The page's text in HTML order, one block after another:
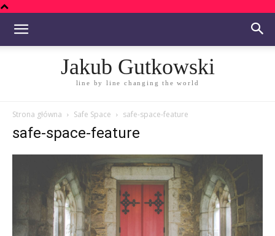
Jakub Gutkowski
line by line changing the world
Strona główna Safe Space safe-space-feature
safe-space-feature